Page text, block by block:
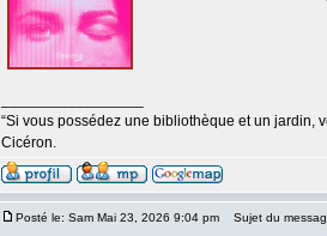
“Si vous possédez une bibliothèque et un jardin,
Cicéron.
Posté le: Sam Mai 23, 2026 9:04 pm Sujet du